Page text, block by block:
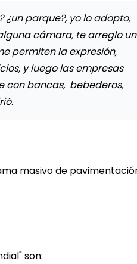
¿un parque?, yo lo adopto,
cámara, te arreglo
permiten la expresión,
y luego las empresas
con bancas, bebederos,
masivo de
son: